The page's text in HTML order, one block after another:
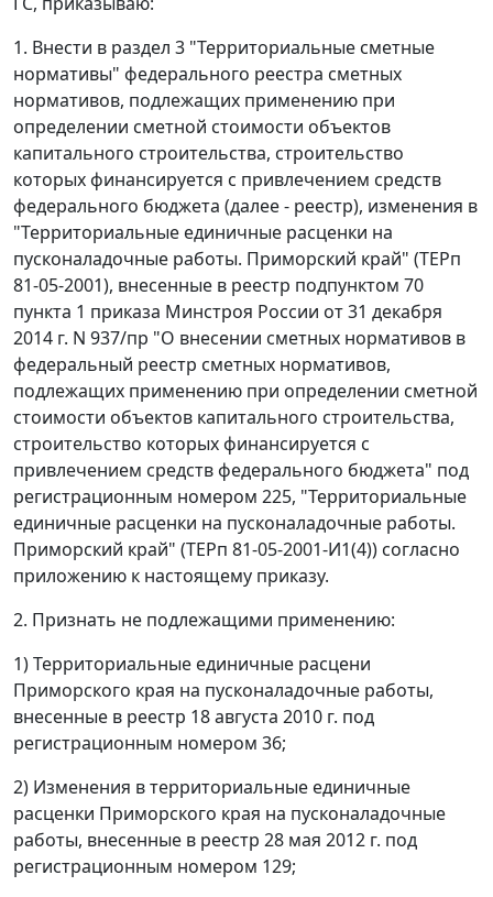
1. Внести в раздел 3 "Территориальные сметные
нормативы" федерального реестра сметных
нормативов, подлежащих применению при
определении сметной стоимости объектов
капитального строительства, строительство
которых финансируется с привлечением средств
федерального бюджета (далее - реестр), изменения в
"Территориальные единичные расценки на
пусконаладочные работы. Приморский край" (ТЕРп
81-05-2001), внесенные в реестр подпунктом 70
пункта 1 приказа Минстроя России от 31 декабря
2014 г. N 937/пр "О внесении сметных нормативов в
федеральный реестр сметных нормативов,
подлежащих применению при определении сметной
стоимости объектов капитального строительства,
строительство которых финансируется с
привлечением средств федерального бюджета" под
регистрационным номером 225, "Территориальные
единичные расценки на пусконаладочные работы.
Приморский край" (ТЕРп 81-05-2001-И1(4)) согласно
приложению к настоящему приказу.
2. Признать не подлежащими применению:
1) Территориальные единичные расцени
Приморского края на пусконаладочные работы,
внесенные в реестр 18 августа 2010 г. под
регистрационным номером 36;
2) Изменения в территориальные единичные
расценки Приморского края на пусконаладочные
работы, внесенные в реестр 28 мая 2012 г. под
регистрационным номером 129;